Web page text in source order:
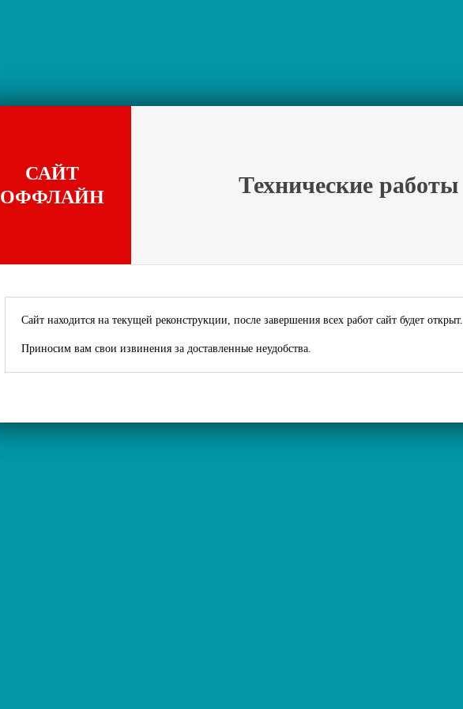
Технические работы
САЙТ
ОФФЛАЙН
Сайт находится на текущей реконструкции, после завершения всех работ сайт будет открыт.
Приносим вам свои извинения за доставленные неудобства.